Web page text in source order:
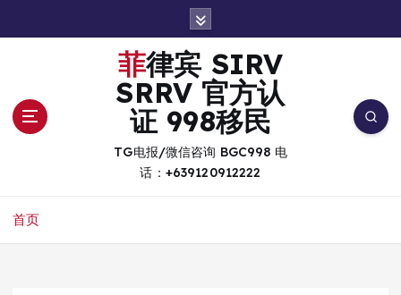
菲律宾 SIRV
SRRV 官方认
证 998移民
TG电报/微信咨询 BGC998 电
话：+639120912222
首页